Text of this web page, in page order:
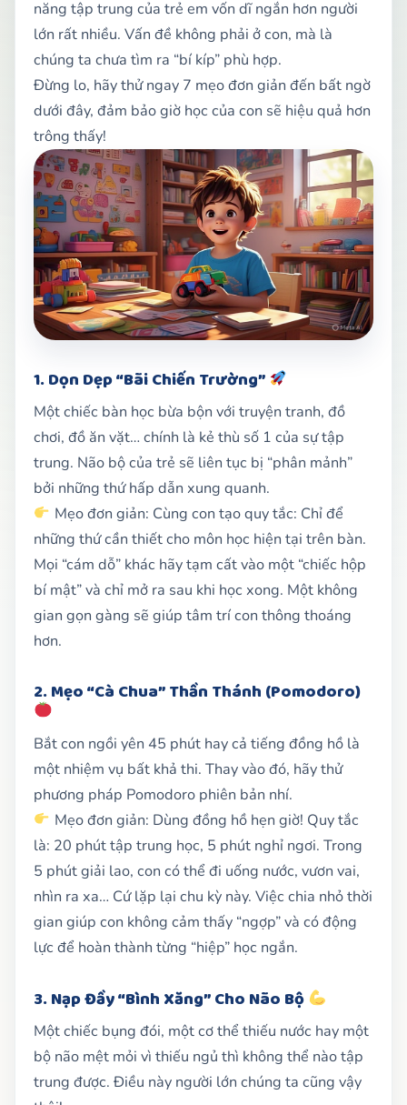
năng tập trung của trẻ em vốn dĩ ngắn hơn người
lớn rất nhiều. Vấn đề không phải ở con, mà là
chúng ta chưa tìm ra “bí kíp” phù hợp.
Đừng lo, hãy thử ngay 7 mẹo đơn giản đến bất ngờ
dưới đây, đảm bảo giờ học của con sẽ hiệu quả hơn
trông thấy!
1. Dọn Dẹp “Bãi Chiến Trường”
Một chiếc bàn học bừa bộn với truyện tranh, đồ
chơi, đồ ăn vặt… chính là kẻ thù số 1 của sự tập
trung. Não bộ của trẻ sẽ liên tục bị “phân mảnh”
bởi những thứ hấp dẫn xung quanh.
Mẹo đơn giản: Cùng con tạo quy tắc: Chỉ để
những thứ cần thiết cho môn học hiện tại trên bàn.
Mọi “cám dỗ” khác hãy tạm cất vào một “chiếc hộp
bí mật” và chỉ mở ra sau khi học xong. Một không
gian gọn gàng sẽ giúp tâm trí con thông thoáng
hơn.
2. Mẹo “Cà Chua” Thần Thánh (Pomodoro)
Bắt con ngồi yên 45 phút hay cả tiếng đồng hồ là
một nhiệm vụ bất khả thi. Thay vào đó, hãy thử
phương pháp Pomodoro phiên bản nhí.
Mẹo đơn giản: Dùng đồng hồ hẹn giờ! Quy tắc
là: 20 phút tập trung học, 5 phút nghỉ ngơi. Trong
5 phút giải lao, con có thể đi uống nước, vươn vai,
nhìn ra xa… Cứ lặp lại chu kỳ này. Việc chia nhỏ thời
gian giúp con không cảm thấy “ngợp” và có động
lực để hoàn thành từng “hiệp” học ngắn.
3. Nạp Đầy “Bình Xăng” Cho Não Bộ
Một chiếc bụng đói, một cơ thể thiếu nước hay một
bộ não mệt mỏi vì thiếu ngủ thì không thể nào tập
trung được. Điều này người lớn chúng ta cũng vậy